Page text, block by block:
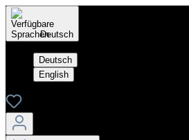
Deutsch
Deutsch
English